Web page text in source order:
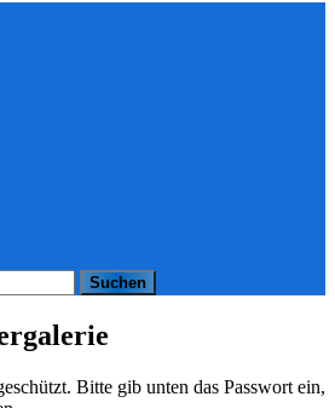
Bitte gib unten das Passwort ein,